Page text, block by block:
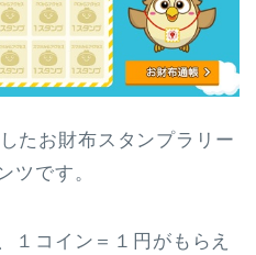
たお財布スタンプラリー
ツです。
１コイン＝１円がもらえ